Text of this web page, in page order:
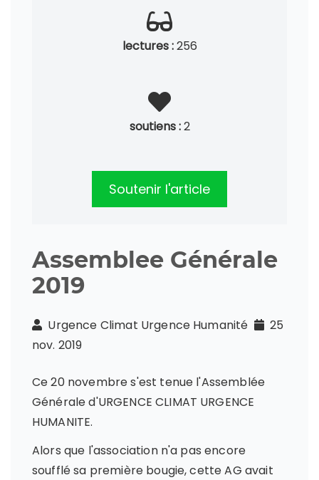
lectures :256
soutiens :2
Soutenir l'article
Assemblee Générale
2019
Urgence Climat Urgence Humanité
25
nov. 2019
Ce 20 novembre s'est tenue l'Assemblée
Générale d'URGENCE CLIMAT URGENCE
HUMANITE.
Alors que l'association n'a pas encore
soufflé sa première bougie, cette AG avait